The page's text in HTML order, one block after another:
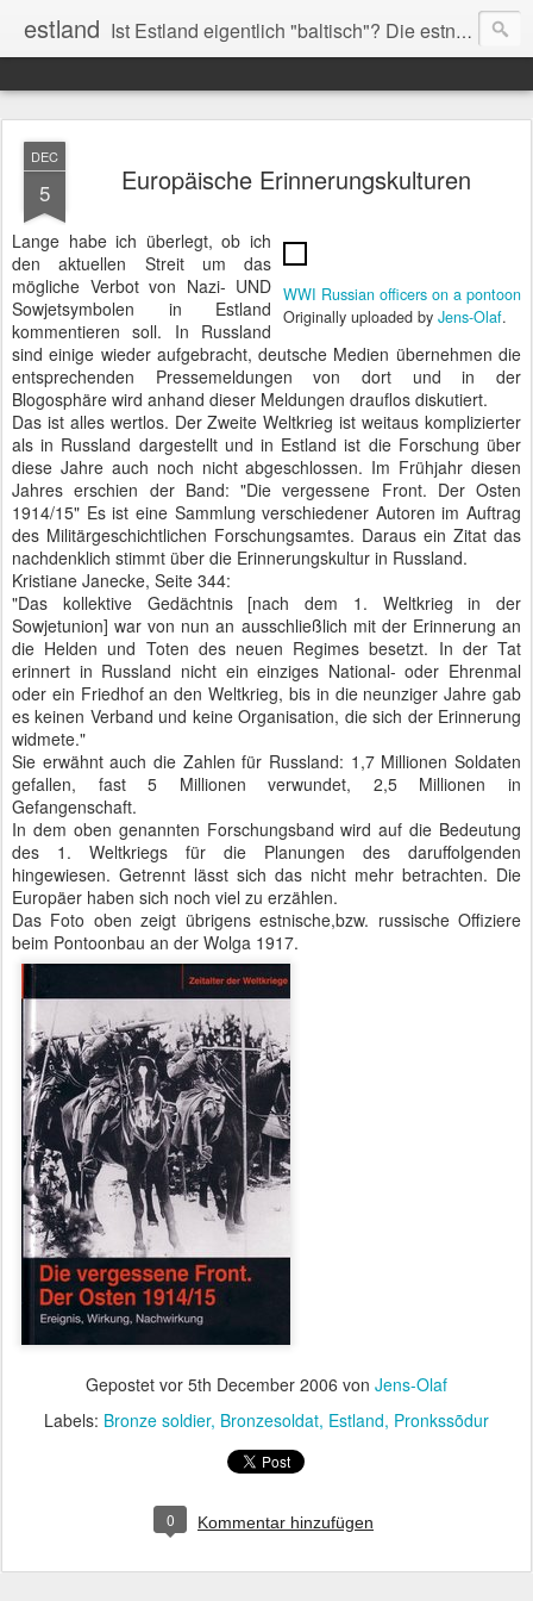
estland Ist Estland eigentlich "baltisch"? Die estnische Sprache ist ja dem Finnischen ähnlich (finno-ugrisch), und das sogenannte "Baltikum" ist sowieso ein Behelfsbegriff ohne Grundlage. Noch viel zu wenig ist in Deutschland bekannt über Kultur und Geschichte, über Politik und Gesellschaft in Estland. Die jungen Europäer in Deutschland und Estland werden die Zukunft prägen! Wir rufen auf zur Diskussion.
DEC
5 Europäische Erinnerungskulturen
WWI Russian officers on a pontoon
Originally uploaded by Jens-Olaf.
Lange habe ich überlegt, ob ich
den aktuellen Streit um das
mögliche Verbot von Nazi- UND
Sowjetsymbolen in Estland
kommentieren soll. In Russland
sind einige wieder aufgebracht, deutsche Medien übernehmen die
entsprechenden Pressemeldungen von dort und in der
Blogosphäre wird anhand dieser Meldungen drauflos diskutiert.
Das ist alles wertlos. Der Zweite Weltkrieg ist weitaus komplizierter
als in Russland dargestellt und in Estland ist die Forschung über
diese Jahre auch noch nicht abgeschlossen. Im Frühjahr diesen
Jahres erschien der Band: "Die vergessene Front. Der Osten
1914/15" Es ist eine Sammlung verschiedener Autoren im Auftrag
des Militärgeschichtlichen Forschungsamtes. Daraus ein Zitat das
nachdenklich stimmt über die Erinnerungskultur in Russland.
Kristiane Janecke, Seite 344:
"Das kollektive Gedächtnis [nach dem 1. Weltkrieg in der
Sowjetunion] war von nun an ausschließlich mit der Erinnerung an
die Helden und Toten des neuen Regimes besetzt. In der Tat
erinnert in Russland nicht ein einziges National- oder Ehrenmal
oder ein Friedhof an den Weltkrieg, bis in die neunziger Jahre gab
es keinen Verband und keine Organisation, die sich der Erinnerung
widmete."
Sie erwähnt auch die Zahlen für Russland: 1,7 Millionen Soldaten
gefallen, fast 5 Millionen verwundet, 2,5 Millionen in
Gefangenschaft.
In dem oben genannten Forschungsband wird auf die Bedeutung
des 1. Weltkriegs für die Planungen des daruffolgenden
hingewiesen. Getrennt lässt sich das nicht mehr betrachten. Die
Europäer haben sich noch viel zu erzählen.
Das Foto oben zeigt übrigens estnische,bzw. russische Offiziere
beim Pontoonbau an der Wolga 1917.
Gepostet vor 5th December 2006 von Jens-Olaf
Labels: Bronze soldier Bronzesoldat Estland Pronkssõdur
0 Kommentar hinzufügen